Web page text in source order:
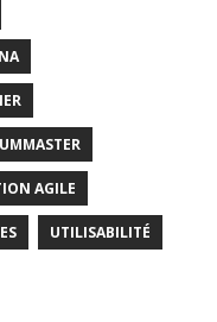
AGILE
UTILISABILITÉ